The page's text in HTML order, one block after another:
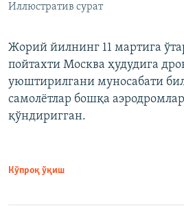
Иллюстратив сурат
Жорий йилнинг 11 мартига
пойтахти Москва ҳудудига
уюштирилгани муносабати
самолётлар бошқа
қўндиригган.
Кўпроқ ўқиш